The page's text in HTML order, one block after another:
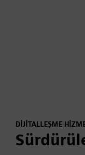
DİJİTALLEŞME